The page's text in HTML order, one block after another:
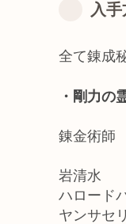
入
全て錬成
・剛力の
錬金術師
岩
ハロ
ヤン